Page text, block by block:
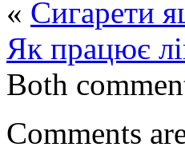
« Сигарети
Як працює
Both
Comments